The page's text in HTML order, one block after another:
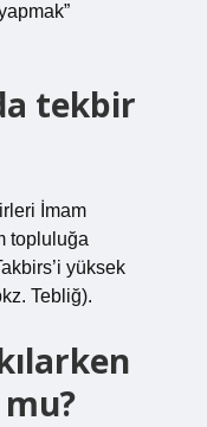
tekbir
İmam
topluluğa
yüksek
Tebliğ).